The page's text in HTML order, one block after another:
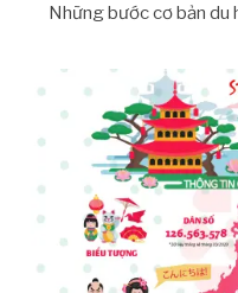
Những bước cơ bản du